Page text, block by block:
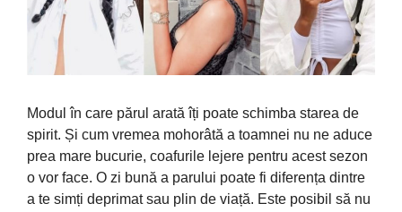
Modulîn care părul arată îți poate schimba starea de
spirit. Și cum vremea mohorâtă a toamnei nu ne aduce
prea mare bucurie, coafurile lejere pentru acest sezon
o vor face. O zi bună a parului poate fi diferența dintre
a te simți deprimatsau plin de viață. Este posibil să nu